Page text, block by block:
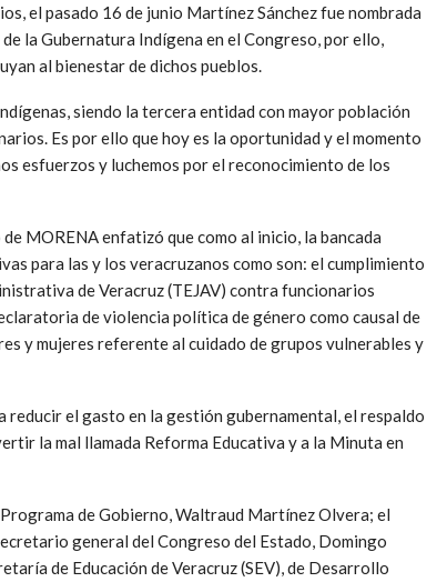
el pasado 16 de junio Martínez Sánchez fue nombrada
la Gubernatura Indígena en el Congreso, por ello,
al bienestar de dichos pueblos.
siendo la tercera entidad con mayor población
Es por ello que hoy es la oportunidad y el momento
esfuerzos y luchemos por el reconocimiento de los
MORENA enfatizó que como al inicio, la bancada
para las y los veracruzanos como son: el cumplimiento
de Veracruz (TEJAV) contra funcionarios
de violencia política de género como causal de
y mujeres referente al cuidado de grupos vulnerables y
reducir el gasto en la gestión gubernamental, el respaldo
la mal llamada Reforma Educativa y a la Minuta en
de Gobierno, Waltraud Martínez Olvera; el
general del Congreso del Estado, Domingo
de Educación de Veracruz (SEV), de Desarrollo